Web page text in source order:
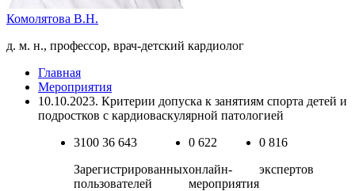
Комолятова В.Н.
д. м. н., профессор, врач-детский кардиолог
Главная
Мероприятия
10.10.2023. Критерии допуска к занятиям спорта детей и
подростков с кардиоваскулярной патологией
3100 36 643
Зарегистрированных
пользователей
0 622
онлайн-
мероприятия
0 816
экспертов